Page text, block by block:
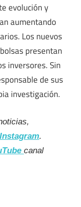
evolución y
aumentando
Los nuevos
presentan
inversores. Sin
de sus
investigación.
Instagram.
canal